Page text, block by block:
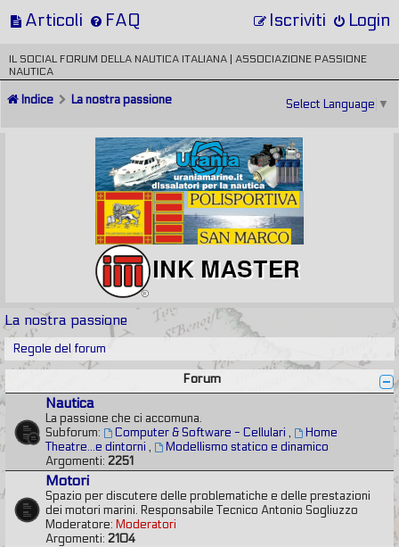
Articoli FAQ Login
Iscriviti
IL SOCIAL FORUM DELLA NAUTICA ITALIANA | ASSOCIAZIONE PASSIONE
NAUTICA
Indice La nostra passione Select Language ▼
La nostra passione
Regole del forum
Forum
Nautica
La passione che ci accomuna.
Subforum:
Computer & Software - Cellulari ,
Home
Theatre...e dintorni ,
Modellismo statico e dinamico
Argomenti: 2251
Motori
Spazio per discutere delle problematiche e delle prestazioni
dei motori marini. Responsabile Tecnico Antonio Sogliuzzo
Moderatore: Moderatori
Argomenti: 2104